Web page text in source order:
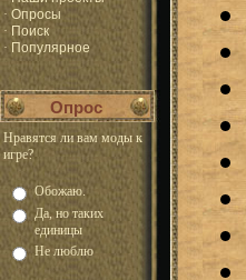
· Опросы
· Поиск
· Популярное
Опрос
Нравятся ли вам моды к
игре?
Обожаю.
Да, но таких
единицы
Не люблю